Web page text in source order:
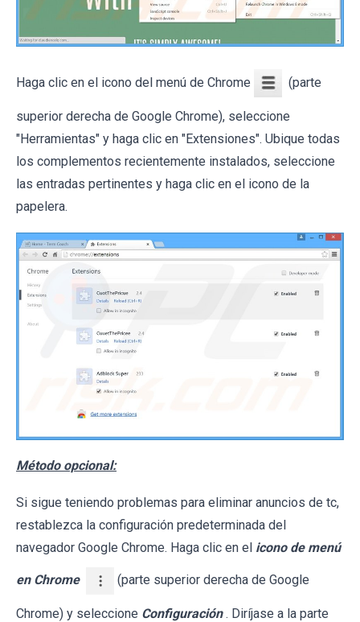
Haga clic en el icono del menú de Chrome (parte
superior derecha de Google Chrome), seleccione
"Herramientas" y haga clic en "Extensiones". Ubique todas
los complementos recientemente instalados, seleccione
las entradas pertinentes y haga clic en el icono de la
papelera.
Método opcional:
Si sigue teniendo problemas para eliminar anuncios de tc,
restablezca la configuración predeterminada del
navegador Google Chrome. Haga clic en el icono de menú
en Chrome (parte superior derecha de Google
Chrome) y seleccione Configuración . Diríjase a la parte